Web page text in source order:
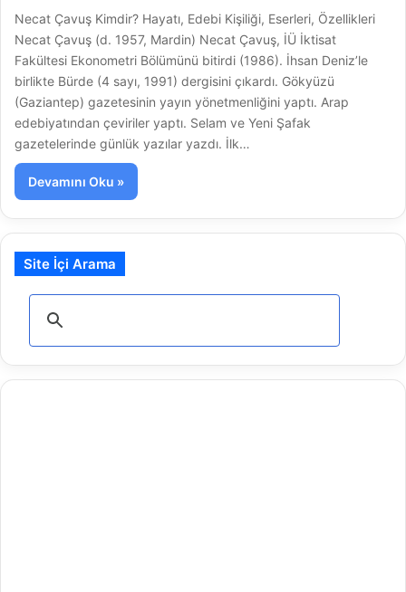
Necat Çavuş Kimdir? Hayatı, Edebi Kişiliği, Eserleri, Özellikleri
Necat Çavuş (d. 1957, Mardin) Necat Çavuş, İÜ İktisat
Fakültesi Ekonometri Bölümünü bitirdi (1986). İhsan Deniz’le
birlikte Bürde (4 sayı, 1991) dergisini çıkardı. Gökyüzü
(Gaziantep) gazetesinin yayın yönetmenliğini yaptı. Arap
edebiyatından çeviriler yaptı. Selam ve Yeni Şafak
gazetelerinde günlük yazılar yazdı. İlk…
Devamını Oku »
Site İçi Arama